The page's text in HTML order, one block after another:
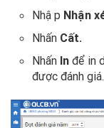
Nhập Nhận
Nhấn Cất.
Nhấn In để in
được đánh giá.